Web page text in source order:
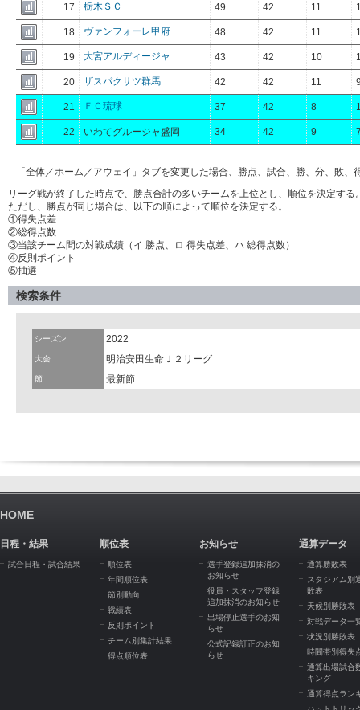
17 栃木ＳＣ 49 42 11
18 ヴァンフォーレ甲府 48 42 11
19 大宮アルディージャ 43 42 10
20 ザスパクサツ群馬 42 42 11
21 ＦＣ琉球 37 42 8
22 いわてグルージャ盛岡 34 42 9
「全体／ホーム／アウェイ」タブを変更した場合、勝点、試合、勝、分、敗
リーグ戦が終了した時点で、勝点合計の多いチームを上位とし、順位を決定する
ただし、勝点が同じ場合は、以下の順によって順位を決定する。
①得失点差
②総得点数
③当該チーム間の対戦成績（イ 勝点、ロ 得失点差、ハ 総得点数）
④反則ポイント
⑤抽選
検索条件
シーズン 2022
大会 明治安田生命Ｊ２リーグ
節 最新節
HOME
日程・結果
試合日程・試合結果
順位表
順位表
年間順位表
節別動向
戦績表
反則ポイント
チーム別集計結果
得点順位表
お知らせ
選手登録追加抹消の
お知らせ
役員・スタッフ登録
追加抹消のお知らせ
出場停止選手のお知
らせ
公式記録訂正のお知
らせ
通算データ
通算勝敗表
スタジアム別
敗表
天候別勝敗表
対戦データ一
状況別勝敗表
時間帯別得失
通算出場試合
キング
通算得点ラン